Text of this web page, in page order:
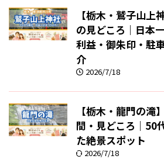
【栃木・鷲子山上
の見どころ｜日本
利益・御朱印・駐
介
2026/7/18
【栃木・龍門の滝
間・見どころ｜50
た絶景スポット
2026/7/18